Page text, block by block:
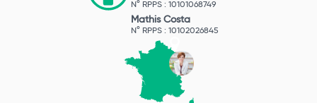
N° RPPS : 10101068749
Mathis Costa
N° RPPS : 10102026845